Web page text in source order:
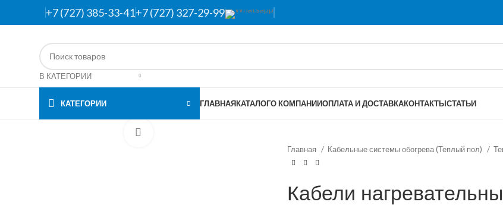
+7 (727) 385-33-41+7 (727) 327-29-99
В КАТЕГОРИИ
КАТЕГОРИИ ГЛАВНАЯКАТАЛОГО КОМПАНИИОПЛАТА И ДОСТАВКАКОНТАКТЫСТАТЬИ
Главная
Кабельные системы обогрева (Теплый пол)
Кабели